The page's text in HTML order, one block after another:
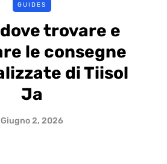
GUIDES
dove trovare e
le consegne
di Tiisol
Ja
Giugno 2, 2026